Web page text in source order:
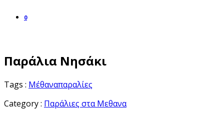
0
Παράλια Νησάκι
Tags : Μέθαναπαραλίες
Category : Παράλιες στα Μεθανα